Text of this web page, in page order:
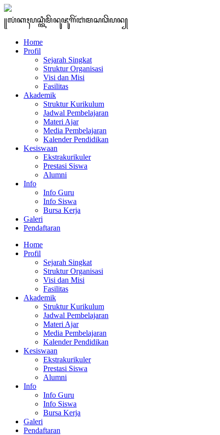
꧋ꦭꦁꦏꦃꦥꦱ꧀ꦠꦶꦩꦼꦤꦸꦗꦸꦒꦼꦂꦧꦁꦩꦱꦣꦼꦥꦤ꧀
Home
Profil
Sejarah Singkat
Struktur Organisasi
Visi dan Misi
Fasilitas
Akademik
Struktur Kurikulum
Jadwal Pembelajaran
Materi Ajar
Media Pembelajaran
Kalender Pendidikan
Kesiswaan
Ekstrakurikuler
Prestasi Siswa
Alumni
Info
Info Guru
Info Siswa
Bursa Kerja
Galeri
Pendaftaran
Home
Profil
Sejarah Singkat
Struktur Organisasi
Visi dan Misi
Fasilitas
Akademik
Struktur Kurikulum
Jadwal Pembelajaran
Materi Ajar
Media Pembelajaran
Kalender Pendidikan
Kesiswaan
Ekstrakurikuler
Prestasi Siswa
Alumni
Info
Info Guru
Info Siswa
Bursa Kerja
Galeri
Pendaftaran